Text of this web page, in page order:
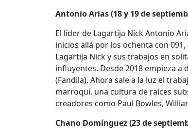
Antonio Arias (18 y 19 de
El líder de Lagartija Nick Antonio
inicios allá por los ochenta con
Lagartija Nick y sus trabajos en
influyentes. Desde 2018 empieza
(Fandila). Ahora sale a la luz el
marroquí, una cultura de raíces
creadores como Paul Bowles,
Chano Domínguez (23 de